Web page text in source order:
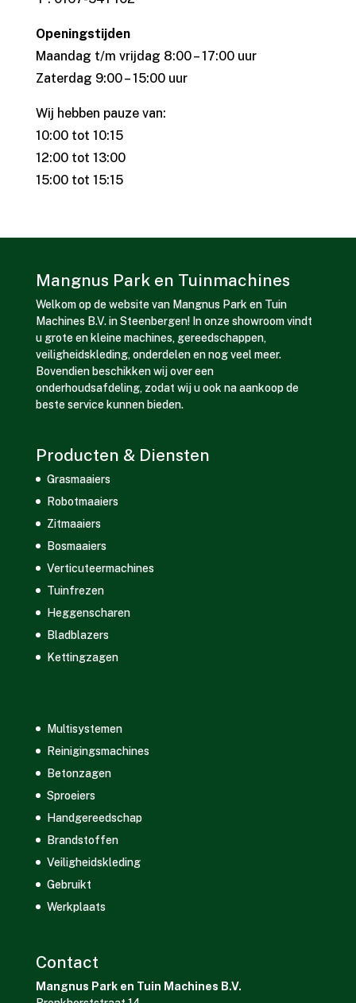
Openingstijden
Maandag t/m vrijdag 8:00 – 17:00 uur
Zaterdag 9:00 – 15:00 uur
Wij hebben pauze van:
10:00 tot 10:15
12:00 tot 13:00
15:00 tot 15:15
Mangnus Park en Tuinmachines
Welkom op de website van Mangnus Park en Tuin
Machines B.V. in Steenbergen! In onze showroom vindt
u grote en kleine machines, gereedschappen,
veiligheidskleding, onderdelen en nog veel meer.
Bovendien beschikken wij over een
onderhoudsafdeling, zodat wij u ook na aankoop de
beste service kunnen bieden.
Producten & Diensten
Grasmaaiers
Robotmaaiers
Zitmaaiers
Bosmaaiers
Verticuteermachines
Tuinfrezen
Heggenscharen
Bladblazers
Kettingzagen
Multisystemen
Reinigingsmachines
Betonzagen
Sproeiers
Handgereedschap
Brandstoffen
Veiligheidskleding
Gebruikt
Werkplaats
Contact
Mangnus Park en Tuin Machines B.V.